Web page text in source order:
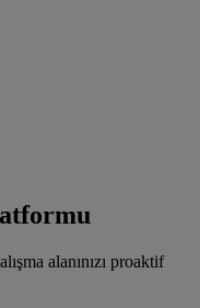
alanınızı proaktif